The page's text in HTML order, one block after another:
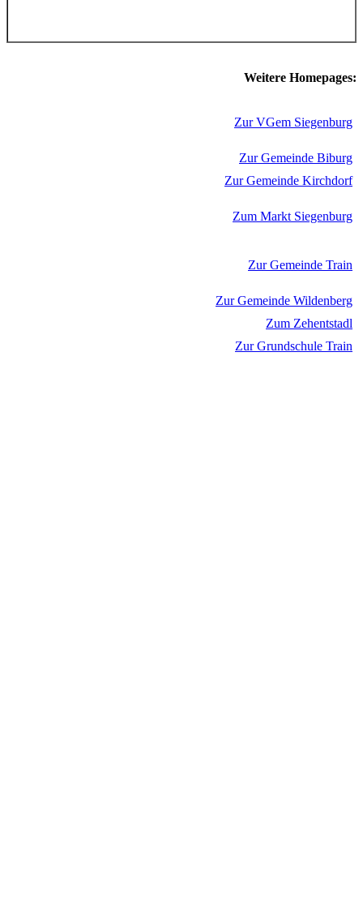
Weitere Homepages:
Zur VGem Siegenburg
Zur Gemeinde Biburg
Zur Gemeinde Kirchdorf
Zum Markt Siegenburg
Zur Gemeinde Train
Zur Gemeinde Wildenberg
Zum Zehentstadl
Zur Grundschule Train